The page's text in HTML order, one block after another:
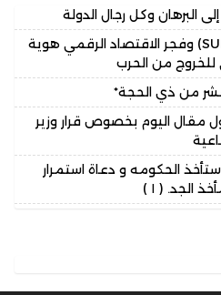
البرهان وكل رجال الدولة
سوداباس (SUDAPASS) وفجر الاقتصاد الرقمي هوية
للخروج من الحرب
من ذي الحجة*
مقال اليوم بخصوص قرار وزير
الحكومه و دعاة استمرار
الجد. ( ١ )